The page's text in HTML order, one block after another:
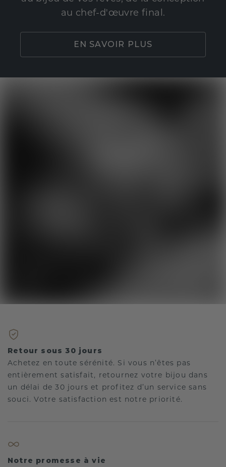
au chef-d'œuvre final.
EN SAVOIR PLUS
Retour sous 30 jours
Achetez en toute sérénité. Si vous n’êtes pas
entièrement satisfait, retournez votre bijou dans
un délai de 30 jours et profitez d’un service sans
souci. Votre satisfaction est notre priorité.
Notre promesse à vie